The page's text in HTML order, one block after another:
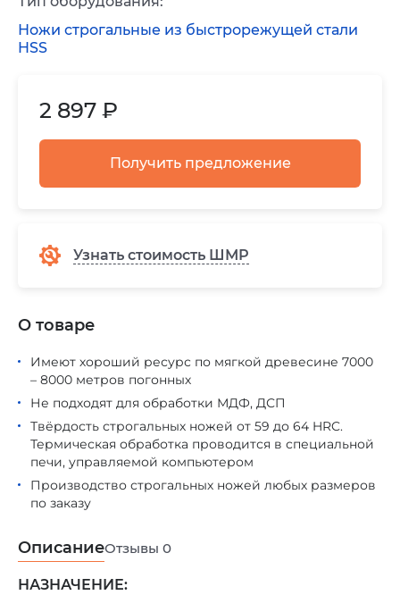
2 897 ₽
Получить предложение
Узнать стоимость ШМР
Ножи строгальные из быстрорежущей стали
HSS
Имеют хороший ресурс по мягкой древесине 7000
– 8000 метров погонных
Не подходят для обработки МДФ, ДСП
Твёрдость строгальных ножей от 59 до 64 HRC.
Термическая обработка проводится в специальной
печи, управляемой компьютером
Производство строгальных ножей любых размеров
по заказу
О товаре
ОписаниеОтзывы 0
НАЗНАЧЕНИЕ: